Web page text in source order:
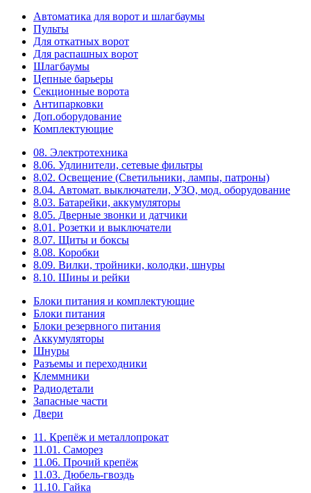
Автоматика для ворот и шлагбаумы
Пульты
Для откатных ворот
Для распашных ворот
Шлагбаумы
Цепные барьеры
Секционные ворота
Антипарковки
Доп.оборудование
Комплектующие
08. Электротехника
8.06. Удлинители, сетевые фильтры
8.02. Освещение (Светильники, лампы, патроны)
8.04. Автомат. выключатели, УЗО, мод. оборудование
8.03. Батарейки, аккумуляторы
8.05. Дверные звонки и датчики
8.01. Розетки и выключатели
8.07. Щиты и боксы
8.08. Коробки
8.09. Вилки, тройники, колодки, шнуры
8.10. Шины и рейки
Блоки питания и комплектующие
Блоки питания
Блоки резервного питания
Аккумуляторы
Шнуры
Разъемы и переходники
Клеммники
Радиодетали
Запасные части
Двери
11. Крепёж и металлопрокат
11.01. Саморез
11.06. Прочий крепёж
11.03. Дюбель-гвоздь
11.10. Гайка